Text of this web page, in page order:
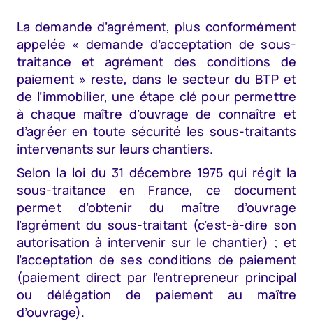
La demande d’agrément, plus conformément
appelée « demande d’acceptation de sous-
traitance et agrément des conditions de
paiement » reste, dans le secteur du BTP et
de l’immobilier, une étape clé pour permettre
à chaque maître d’ouvrage de connaître et
d’agréer en toute sécurité les sous-traitants
intervenants sur leurs chantiers.
Selon la loi du 31 décembre 1975 qui régit la
sous-traitance en France, ce document
permet d’obtenir du maître d’ouvrage
l’agrément du sous-traitant (c’est-à-dire son
autorisation à intervenir sur le chantier) ; et
l’acceptation de ses conditions de paiement
(paiement direct par l’entrepreneur principal
ou délégation de paiement au maître
d’ouvrage).